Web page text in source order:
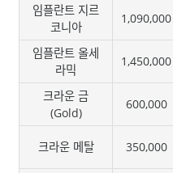
임플란트 지르
코니아
1,090,000
임플란트 올세
라믹
1,450,000
크라운 금
(Gold)
600,000
크라운 메탈 350,000